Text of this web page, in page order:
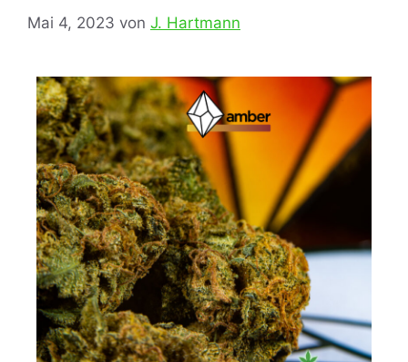
Mai 4, 2023 von J. Hartmann